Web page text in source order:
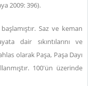
2009: 396).
Saz ve keman
dair sıkıntılarını ve
olarak Paşa, Paşa Dayı
100'ün üzerinde